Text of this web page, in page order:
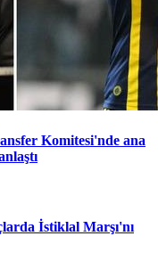
Komitesi'nde ana
İstiklal Marşı'nı